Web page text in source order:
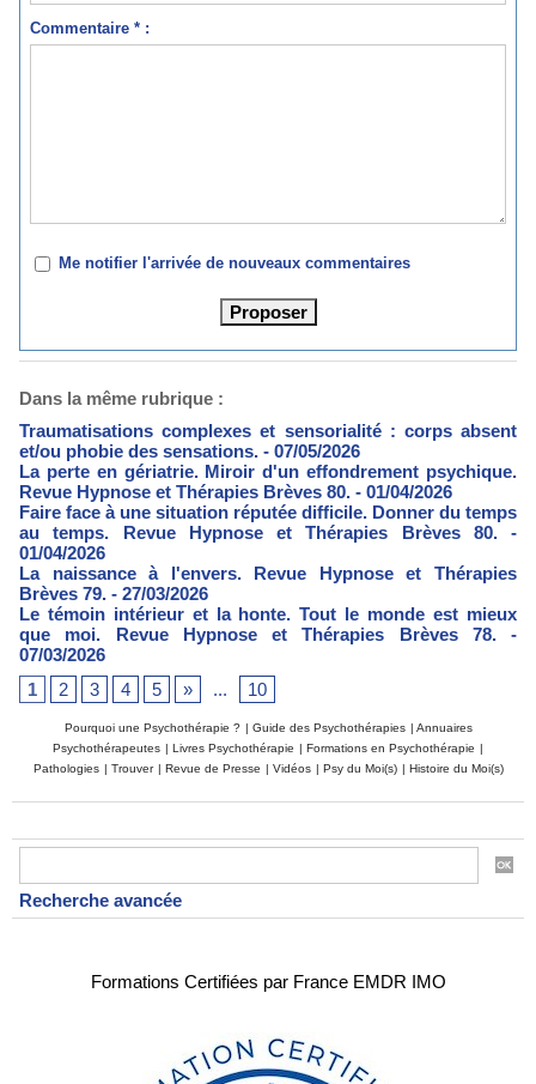
Recherche avancée
Formations Certifiées par France EMDR IMO
Commentaire * :
Me notifier l'arrivée de nouveaux commentaires
Dans la même rubrique :
Traumatisations complexes et sensorialité : corps absent
et/ou phobie des sensations. - 07/05/2026
La perte en gériatrie. Miroir d'un effondrement psychique.
Revue Hypnose et Thérapies Brèves 80. - 01/04/2026
Faire face à une situation réputée difficile. Donner du temps
au temps. Revue Hypnose et Thérapies Brèves 80.
-
01/04/2026
La naissance à l'envers. Revue Hypnose et Thérapies
Brèves 79. - 27/03/2026
Le témoin intérieur et la honte. Tout le monde est mieux
que moi. Revue Hypnose et Thérapies Brèves 78.
-
07/03/2026
1
2 3 4 5 » ... 10
Pourquoi une Psychothérapie ? | Guide des Psychothérapies | Annuaires
Psychothérapeutes | Livres Psychothérapie | Formations en Psychothérapie |
Pathologies | Trouver | Revue de Presse | Vidéos | Psy du Moi(s) | Histoire du Moi(s)